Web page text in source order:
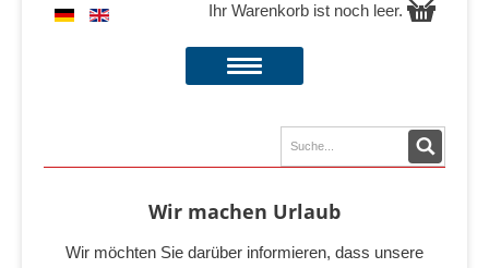
Ihr Warenkorb ist noch leer.
Wir machen Urlaub
Wir möchten Sie darüber informieren, dass unsere